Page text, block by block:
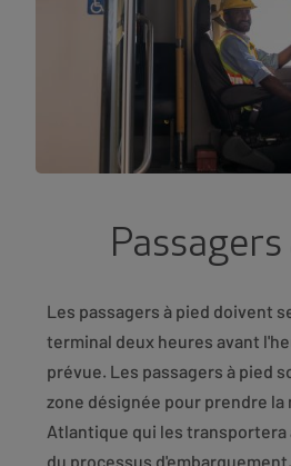
Passagers
Les passagers à pied doivent
terminal deux heures avant
prévue. Les passagers à pied
zone désignée pour prendre la
Atlantique qui les transportera
du processus